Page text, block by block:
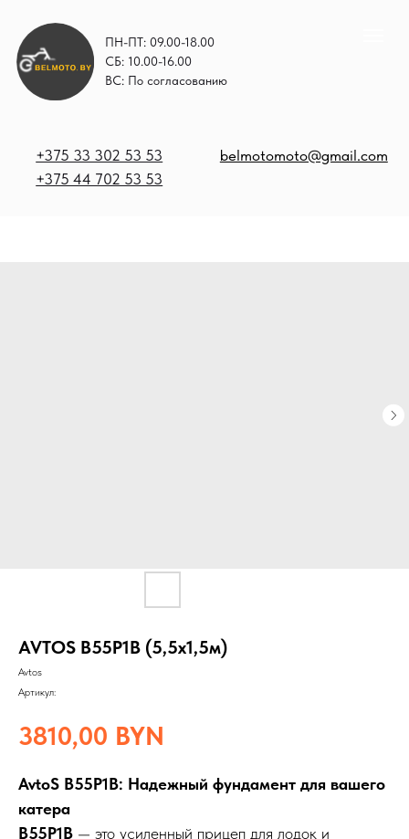
ПН-ПТ: 09.00-18.00
СБ: 10.00-16.00
ВС: По согласованию
AVTOS B55P1B (5,5x1,5м)
Avtos
Артикул:
3810,00 BYN
AvtoS B55P1B: Надежный фундамент для вашего
катера
B55P1B — это усиленный прицеп для лодок и